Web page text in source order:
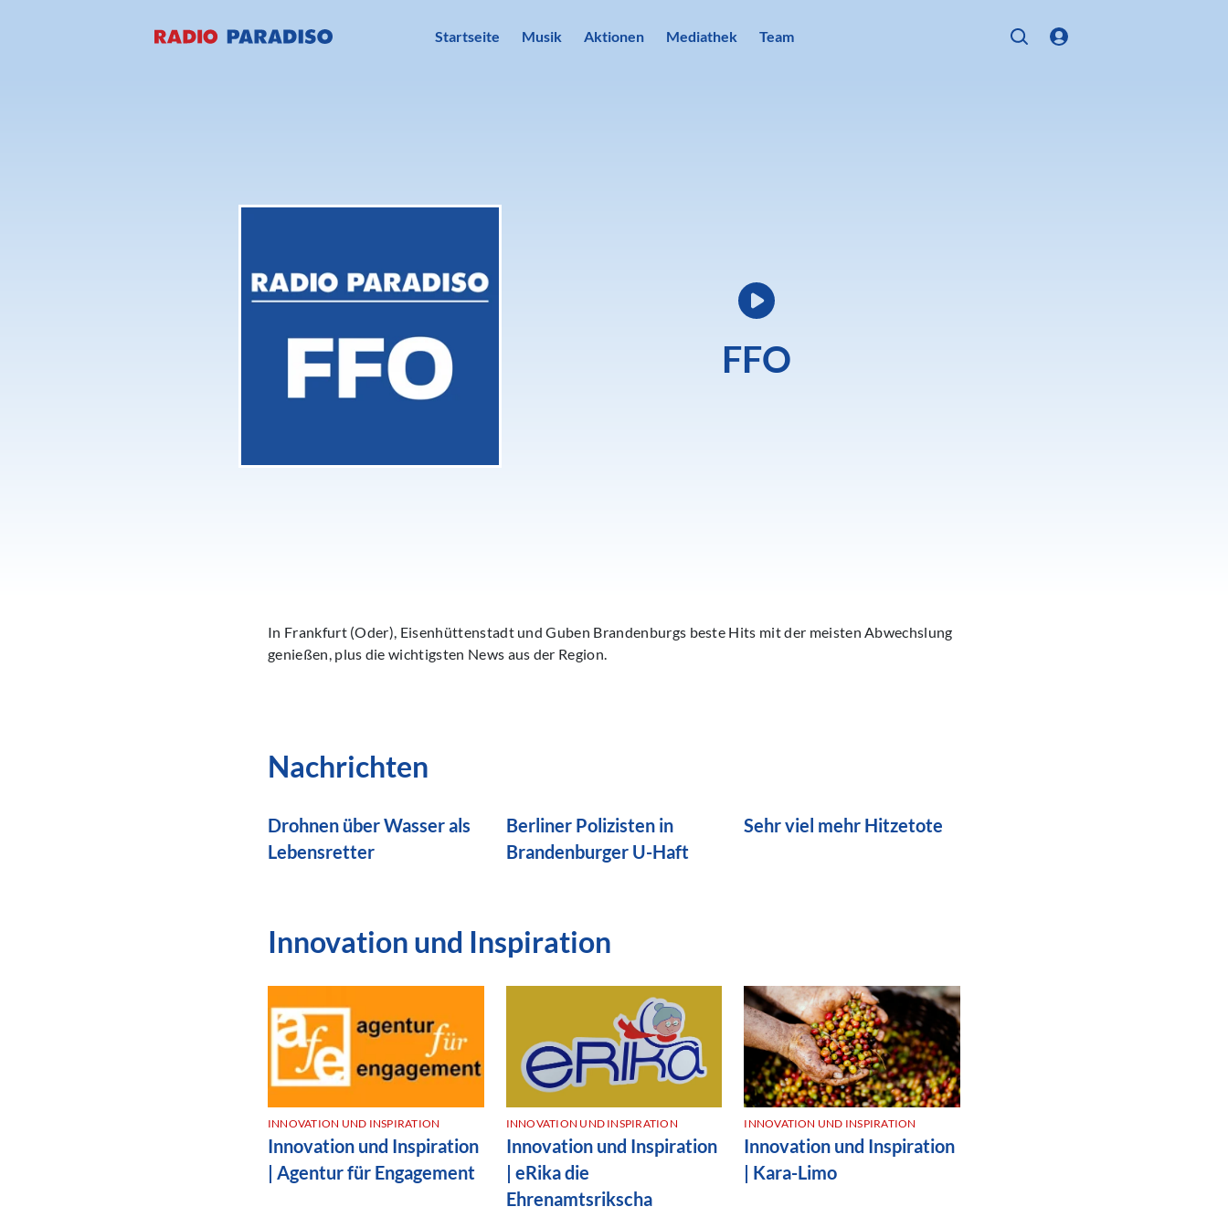
Startseite Musik Aktionen Mediathek Team
FFO
In Frankfurt (Oder), Eisenhüttenstadt und Guben Brandenburgs beste Hits mit der meisten Abwechslung
genießen, plus die wichtigsten News aus der Region.
Nachrichten
Drohnen über Wasser als
Lebensretter
Berliner Polizisten in
Brandenburger U-Haft
Sehr viel mehr Hitzetote
Innovation und Inspiration
INNOVATION UND INSPIRATION
Innovation und Inspiration
| Agentur für Engagement
INNOVATION UND INSPIRATION
Innovation und Inspiration
| eRika die
Ehrenamtsrikscha
INNOVATION UND INSPIRATION
Innovation und Inspiration
| Kara-Limo